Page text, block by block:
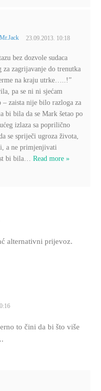
Mr.Jack 23.09.2013. 10:18
bez dozvole sudaca
zagrijavanje do trenutka
na kraju utrke…..!”
pa se ni ni sjećam
zaista nije bilo razloga za
bi bila da se Mark šetao po
izlaza sa poprilično
se spriječi ugroza života,
a ne primjenjivati
bi bila… Read more »
alternativni prijevoz.
to čini da bi što više